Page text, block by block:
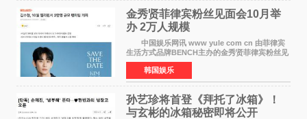
金秀贤菲律宾粉丝见面会10月举
办 2万人规模
中国娱乐网讯 www yule com cn 由菲律宾
生活方式品牌BENCH主办的金秀贤菲律宾粉丝见
面会，将于10月2日在马尼拉SM Mall of
Asia（MOA）竞技场举行，预计规模达2万人。
这也是金秀贤自去年陷
韩国娱乐
孙艺珍将首登《拜托了冰箱》！
与玄彬的冰箱秘密即将公开